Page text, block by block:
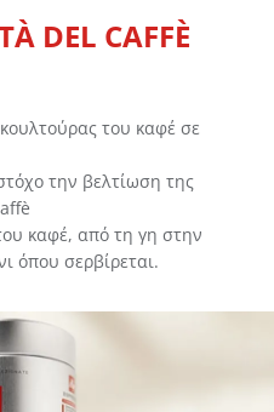
DEL CAFFÈ
του καφέ σε
την βελτίωση της
καφέ, από τη γη στην
όπου σερβίρεται.